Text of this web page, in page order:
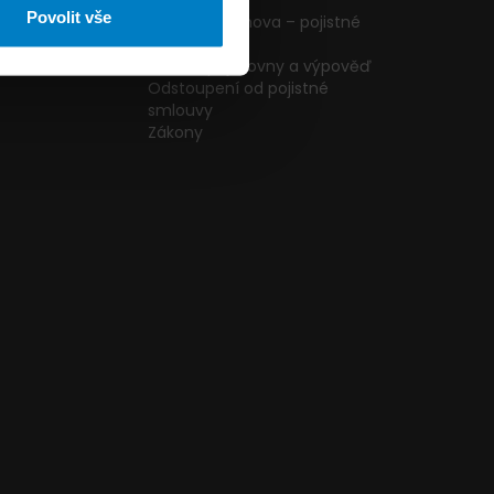
Povolit vše
Pojištění domova – pojistné
podmínky
Změna pojišťovny a výpověď
Odstoupení od pojistné
smlouvy
Zákony